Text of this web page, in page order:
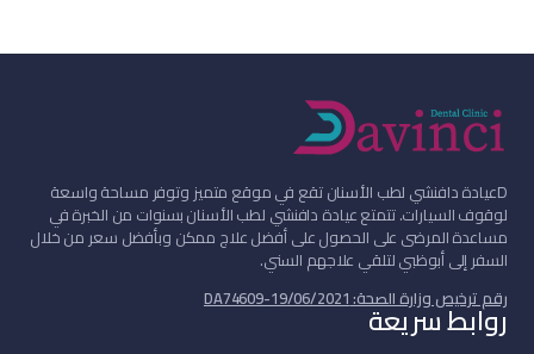
روابط سريعة
Dعيادة دافنشي لطب الأسنان تقع في موقع متميز وتوفر مساحة واسعة
لوقوف السيارات. تتمتع عيادة دافنشي لطب الأسنان بسنوات من الخبرة في
مساعدة المرضى على الحصول على أفضل علاج ممكن وبأفضل سعر من خلال
السفر إلى أبوظبي لتلقي علاجهم السني.
رقم ترخيص وزارة الصحة: DA74609-19/06/2021